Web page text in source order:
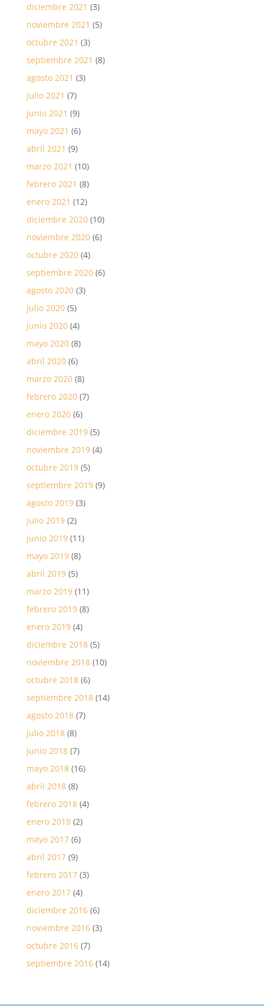
diciembre 2021 (3)
noviembre 2021 (5)
octubre 2021 (3)
septiembre 2021 (8)
agosto 2021 (3)
julio 2021 (7)
junio 2021 (9)
mayo 2021 (6)
abril 2021 (9)
marzo 2021 (10)
febrero 2021 (8)
enero 2021 (12)
diciembre 2020(10)
noviembre 2020(6)
octubre 2020(4)
septiembre 2020(6)
agosto 2020(3)
julio 2020(5)
junio 2020(4)
mayo 2020(8)
abril 2020(6)
marzo 2020(8)
febrero 2020(7)
enero 2020(6)
diciembre 2019(5)
noviembre 2019(4)
octubre 2019(5)
septiembre 2019(9)
agosto 2019(3)
julio 2019(2)
junio 2019(11)
mayo 2019(8)
abril 2019(5)
marzo 2019(11)
febrero 2019(8)
enero 2019(4)
diciembre 2018(5)
noviembre 2018(10)
octubre 2018(6)
septiembre 2018(14)
agosto 2018(7)
julio 2018(8)
junio 2018(7)
mayo 2018(16)
abril 2018(8)
febrero 2018(4)
enero 2018(2)
mayo 2017(6)
abril 2017(9)
febrero 2017(3)
enero 2017(4)
diciembre 2016(6)
noviembre 2016(3)
octubre 2016(7)
septiembre 2016(14)